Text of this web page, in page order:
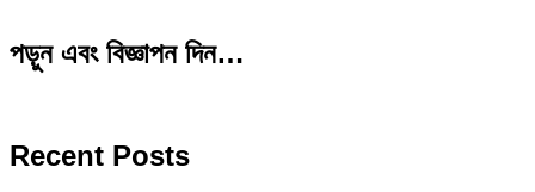
পড়ুন এবং বিজ্ঞাপন দিন…
Recent Posts